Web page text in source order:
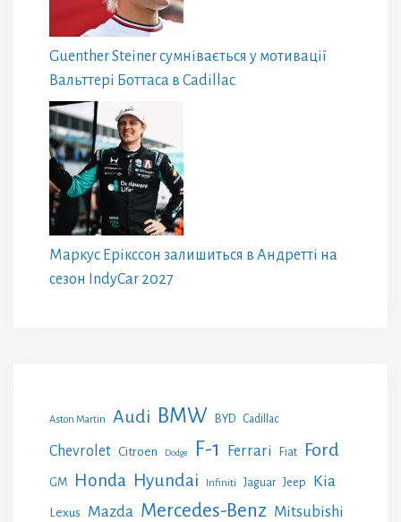
Guenther Steiner сумнівається у мотивації
Вальттері Боттаса в Cadillac
Маркус Ерікссон залишиться в Андретті на
сезон IndyCar 2027
Aston Martin Audi BMW BYD Cadillac
Chevrolet Citroen Dodge F-1 Ferrari Fiat Ford
GM Honda Hyundai Infiniti Jaguar Jeep Kia
Lexus Mazda Mercedes-Benz Mitsubishi